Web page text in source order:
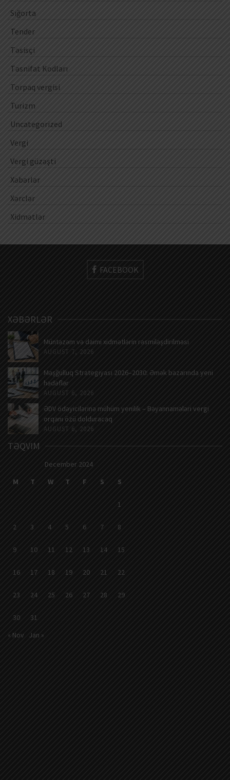
Sığorta
Tender
Təsisçi
Təsnifat Kodları
Torpaq vergisi
Turizm
Uncategorized
Vergi
Vergi güzəşti
Xəbərlər
Xərclər
Xidmətlər
FACEBOOK
XƏBƏRLƏR
Müntəzəm və daimi xidmətlərin rəsmiləşdirilməsi
AUGUST 7, 2026
Məşğulluq Strategiyası 2026–2030: Əmək bazarında yeni
hədəflər
AUGUST 6, 2026
ƏDV ödəyicilərinə mühüm yenilik – Bəyannamələri vergi
orqanı özü dolduracaq
AUGUST 6, 2026
TƏQVIM
December 2024
M
T W T F S S
1
2 3 4 5 6 7 8
9 10 11 12 13 14 15
16 17 18 19 20 21 22
23 24 25 26 27 28 29
30
31
« Nov
Jan »